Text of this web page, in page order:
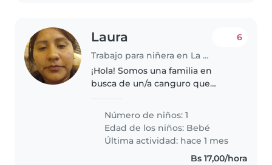
Laura
Trabajo para niñera en La Paz
6
¡Hola! Somos una familia en
busca de un/a canguro que
casa. Nuestro pequeño es un
bebé lleno de energía, muy
curioso y juguetón. Sería genial si
Número de niños: 1
Edad de los niños: Bebé
Última actividad: hace 1 mes
Bs 17,00/hora